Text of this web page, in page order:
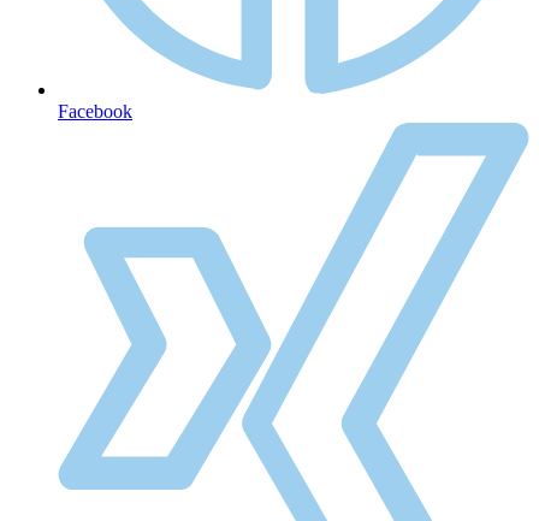
Facebook